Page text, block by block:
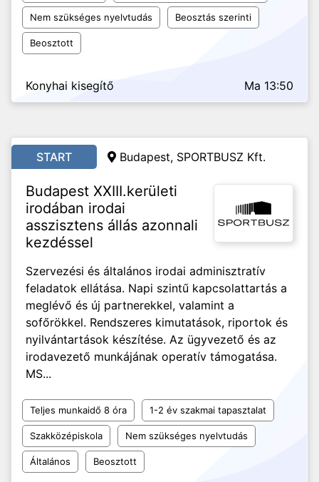
Nem szükséges nyelvtudás Beosztás szerinti
Beosztott
Konyhai kisegítő Ma 13:50
START Budapest, SPORTBUSZ Kft.
Budapest XXIII.kerületi
irodában irodai
asszisztens állás azonnali
kezdéssel
Szervezési és általános irodai adminisztratív
feladatok ellátása. Napi szintű kapcsolattartás a
meglévő és új partnerekkel, valamint a
sofőrökkel. Rendszeres kimutatások, riportok és
nyilvántartások készítése. Az ügyvezető és az
irodavezető munkájának operatív támogatása.
MS...
Teljes munkaidő 8 óra 1-2 év szakmai tapasztalat
Szakközépiskola Nem szükséges nyelvtudás
Általános Beosztott